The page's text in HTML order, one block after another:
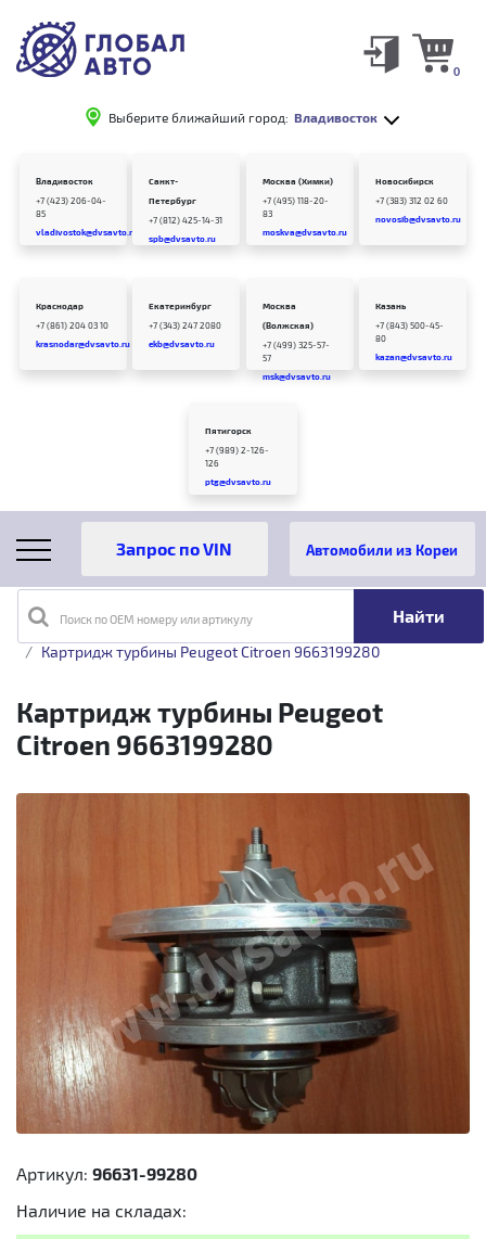
Выберите ближайший город: Владивосток
0
Владивосток
+7 (423) 206-04-
85
vladivostok@dvsavto.ru
Санкт-
Петербург
+7 (812) 425-14-31
spb@dvsavto.ru
Москва (Химки)
+7 (495) 118-20-
83
moskva@dvsavto.ru
Новосибирск
+7 (383) 312 02 60
novosib@dvsavto.ru
Краснодар
+7 (861) 204 03 10
krasnodar@dvsavto.ru
Екатеринбург
+7 (343) 247 2080
ekb@dvsavto.ru
Москва
(Волжская)
+7 (499) 325-57-
57
msk@dvsavto.ru
Казань
+7 (843) 500-45-
80
kazan@dvsavto.ru
Пятигорск
+7 (989) 2-126-
126
ptg@dvsavto.ru
Поиск по OEM номеру или артикулу
Автомобили из Кореи
Главная
Каталог товаров
Картридж турбины Peugeot Citroen 9663199280
Картридж турбины Peugeot
Citroen 9663199280
Артикул: 96631-99280
Наличие на складах: